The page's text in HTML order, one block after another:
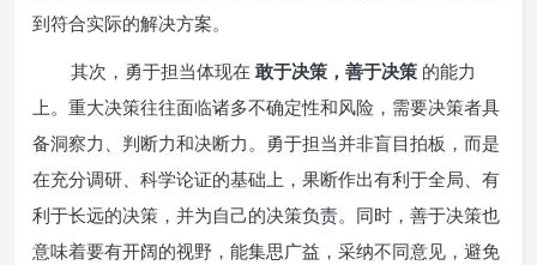
到符合实际的解决方案。
其次，勇于担当体现在 敢于决策，善于决策 的能力
上。重大决策往往面临诸多不确定性和风险，需要决策者具
备洞察力、判断力和决断力。勇于担当并非盲目拍板，而是
在充分调研、科学论证的基础上，果断作出有利于全局、有
利于长远的决策，并为自己的决策负责。同时，善于决策也
意味着要有开阔的视野，能集思广益，采纳不同意见，避免